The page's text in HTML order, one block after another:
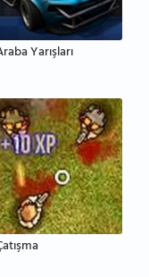
Yarışları